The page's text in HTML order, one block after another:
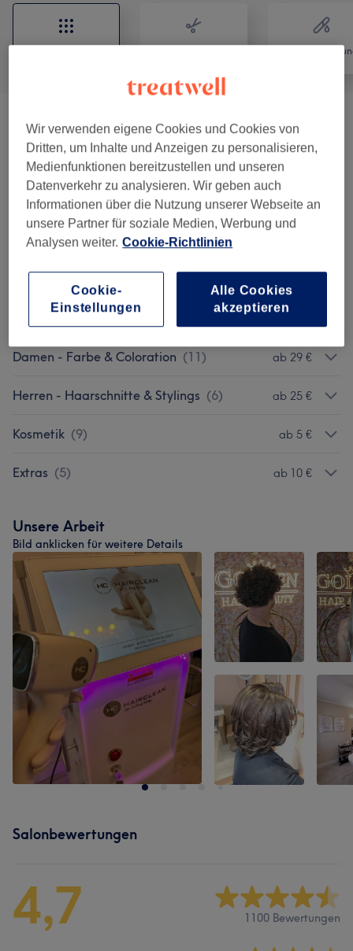
Laser- Dauerhafte Haarentfernung
(Damen) (13 )
ab 50 €
Kinder Bis 12 Jahre (4) ab 20 €
Braut Styling (2) 160 €
ab 80 €
Damen - Haarschnitte & Stylings
Damen - Farbe & Coloration (11) ab 29 €
Herren - Haarschnitte & Stylings (6) ab 25 €
Kosmetik (9) ab 5 €
Extras (5) ab 10 €
Unsere Arbeit
Bild anklicken für weitere Details
Salonbewertungen
4,7 1100 Bewertungen
Wir verwenden eigene Cookies und Cookies von
Dritten, um Inhalte und Anzeigen zu personalisieren,
Medienfunktionen bereitzustellen und unseren
Datenverkehr zu analysieren. Wir geben auch
Informationen über die Nutzung unserer Webseite an
unsere Partner für soziale Medien, Werbung und
Analysen weiter. Cookie-Richtlinien
Cookie-
Einstellungen
Alle Cookies
akzeptieren